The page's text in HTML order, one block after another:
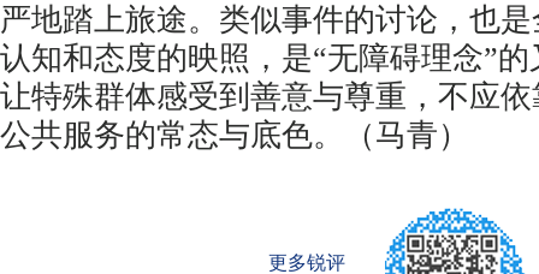
严地踏上旅途。类似事件的讨论，也
认知和态度的映照，是“无障碍理念”
让特殊群体感受到善意与尊重，不应
公共服务的常态与底色。（马青）
更多锐评